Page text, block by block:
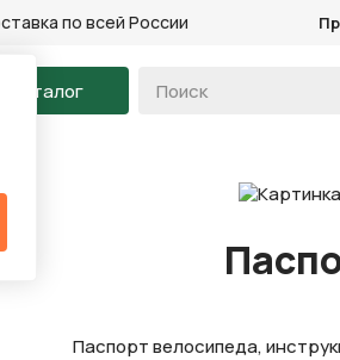
по всей России
Каталог
Паспорт велосипеда,